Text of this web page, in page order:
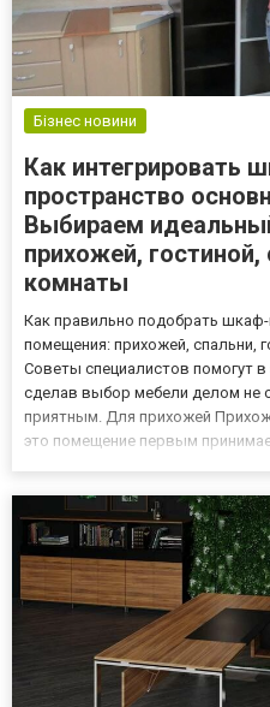
Бізнес новини
Как интегрировать
пространство
Выбираем
прихожей, гостиной,
комнаты
Как правильно подобрать
помещения: прихожей, спальни,
Советы специалистов помогут
сделав выбор мебели делом не
приятным. Для прихожей
это помещение первым
современных ин...